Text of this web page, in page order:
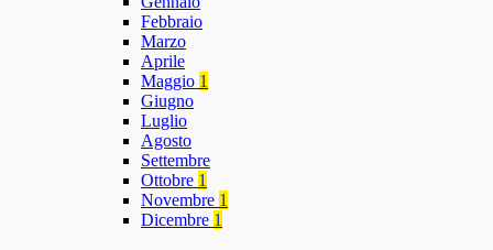
Febbraio
Marzo
Aprile
Maggio 1
Giugno
Luglio
Agosto
Settembre
Ottobre 1
Novembre 1
Dicembre 1